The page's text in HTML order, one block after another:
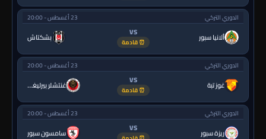
الدوري التركي 23 أغسطس - 20:00
ألانيا سبور VS
⏰ قادمة بشكتاش
الدوري التركي 23 أغسطس - 20:00
غوز تبة VS
⏰ قادمة غنتشلر بيرليغي
الدوري التركي 23 أغسطس - 20:00
ريزة سبور VS سامسون سبور